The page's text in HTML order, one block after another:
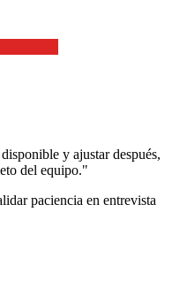
y ajustar después,
del equipo."
paciencia en entrevista